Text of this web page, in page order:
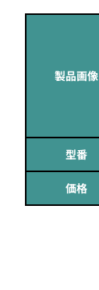
製品画像
型番
価格